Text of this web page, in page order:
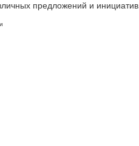
предложений и инициатив.